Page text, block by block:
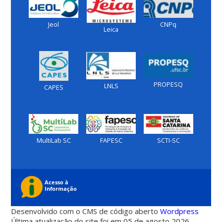
Jeol
Leica
CNPq
CAPES LNLS PROPESQ
MultiLab SC FAPESC SCTI-SC
Desenvolvido com o CMS de código abertoWordpress